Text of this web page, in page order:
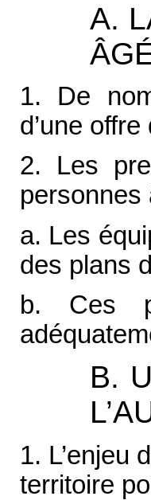
A.
1. De
d’une
2. Les
personnes
a. Les
des plans
b. Ces
B.
1. L’enjeu
territoire